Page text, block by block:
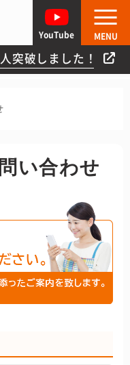
突破しました！
YouTube MENU
い合わせ